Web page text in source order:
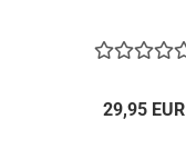
29,95 EUR